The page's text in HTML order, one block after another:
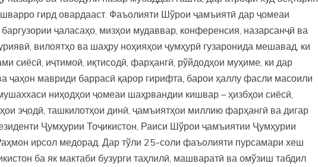
гирд овардааст. Фаъолияти Шўрои ҷамъиятӣ дар ҷомеаи
ҷаласаҳо, мизҳои мудаввар, конференсия, назарсанҷӣ ва
вилоятҳо ва шаҳру ноҳияҳои ҷумҳурӣ гузаронида мешавад, ки
сиёсӣ, иҷтимоӣ, иқтисодӣ, фарҳангӣ, рўйдодҳои муҳиме, ки дар
ҷаҳон мавриди баррасӣ қарор гирифта, барои ҳаллу фасли масоили
ниҳодҳои ҷомеаи шаҳрвандии кишвар – ҳизбҳои сиёсӣ,
эҷодӣ, ташкилотҳои динӣ, ҷамъиятҳои миллию фарҳангӣ ва дигар
Ҷумҳурии Тоҷикистон, Раиси Шўрои ҷамъиятии Ҷумҳурии
ирсол медорад. Дар тўли 25-соли фаъолияти пурсамари хеш
ба як мактаби бузурги таҳлилӣ, машваратӣ ва омўзиш табдил